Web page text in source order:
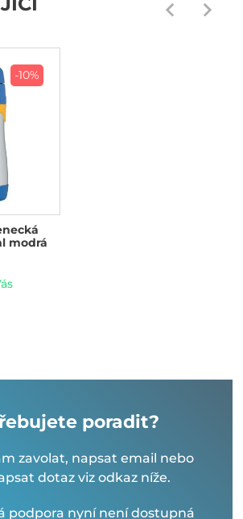
-10%
modrá
poradit?
zavolat, napsat email nebo
dotaz viz odkaz níže.
podpora nyní není dostupná